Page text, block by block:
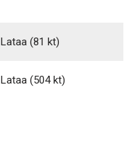
Lataa (81 kt)
Lataa (504 kt)